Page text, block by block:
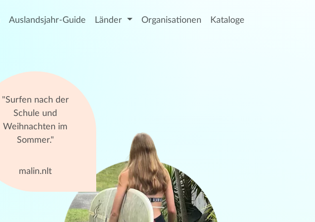
Auslandsjahr-Guide Länder Organisationen Kataloge
"Surfen nach der
Schule und
Weihnachten im
Sommer."
malin.nlt